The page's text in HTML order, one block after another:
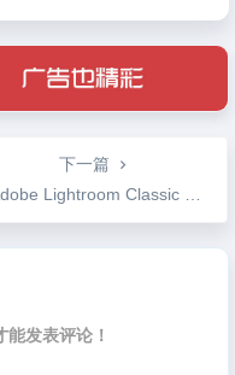
下一篇
Lightroom Classic CC 2019 Win中文破解版
能发表评论！